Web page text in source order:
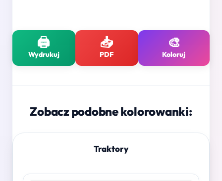
🖨️
Wydrukuj
📥
PDF
🎨
Koloruj
Zobacz podobne kolorowanki:
Traktory